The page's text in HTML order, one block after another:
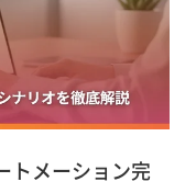
トメーション完